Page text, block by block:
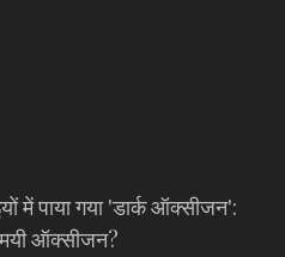
में पाया गया 'डार्क ऑक्सीजन':
ऑक्सीजन?